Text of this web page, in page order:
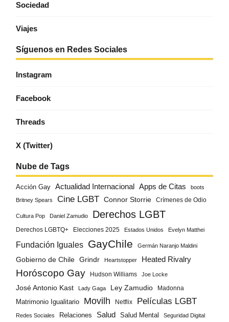
Sociedad
Viajes
Síguenos en Redes Sociales
Instagram
Facebook
Threads
X (Twitter)
Nube de Tags
Acción Gay Actualidad Internacional Apps de Citas boots
Britney Spears Cine LGBT Connor Storrie Crímenes de Odio
Cultura Pop Daniel Zamudio Derechos LGBT
Derechos LGBTQ+ Elecciones 2025 Estados Unidos Evelyn Matthei
Fundación Iguales GayChile Germán Naranjo Maldini
Gobierno de Chile Grindr Heartstopper Heated Rivalry
Horóscopo Gay Hudson Williams Joe Locke
José Antonio Kast Lady Gaga Ley Zamudio Madonna
Matrimonio Igualitario Movilh Netflix Películas LGBT
Redes Sociales Relaciones Salud Salud Mental Seguridad Digital